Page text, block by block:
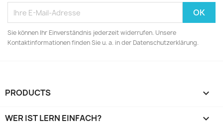
Sie können Ihr Einverständnis jederzeit widerrufen. Unsere
Kontaktinformationen finden Sie u. a. in der Datenschutzerklärung.
PRODUCTS 
WER IST LERN EINFACH? 